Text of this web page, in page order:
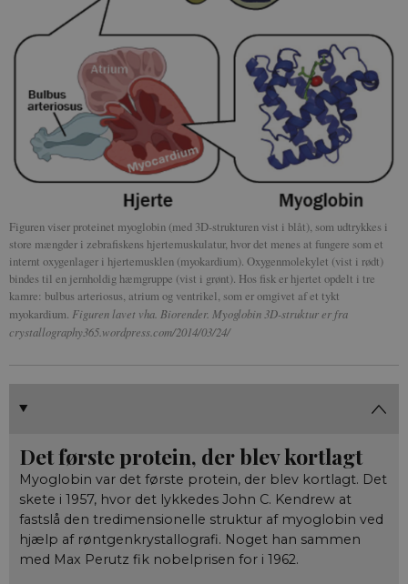
Figuren viser proteinet myoglobin (med 3D-strukturen vist i blåt), som udtrykkes i
store mængder i zebrafiskens hjertemuskulatur, hvor det menes at fungere som et
internt oxygenlager i hjertemusklen (myokardium). Oxygenmolekylet (vist i rødt)
bindes til en jernholdig hæmgruppe (vist i grønt). Hos fisk er hjertet opdelt i tre
kamre: bulbus arteriosus, atrium og ventrikel, som er omgivet af et tykt
myokardium. Figuren lavet vha. Biorender. Myoglobin 3D-struktur er fra
crystallography365.wordpress.com/2014/03/24/
Det første protein, der blev kortlagt
Myoglobin var det første protein, der blev kortlagt. Det
skete i 1957, hvor det lykkedes John C. Kendrew at
fastslå den tredimensionelle struktur af myoglobin ved
hjælp af røntgenkrystallografi. Noget han sammen
med Max Perutz fik nobelprisen for i 1962.